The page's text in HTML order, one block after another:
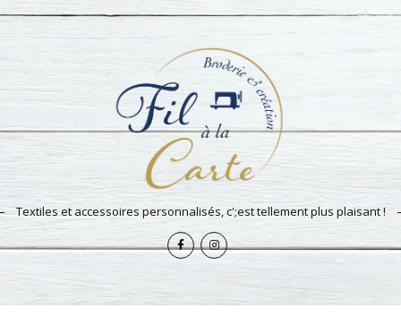
Textiles et accessoires personnalisés, c';est tellement plus plaisant !